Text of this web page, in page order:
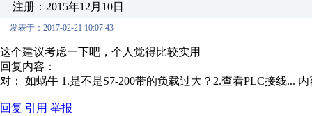
注册：2015年12月10日
发表于：2017-02-21 10:07:43
这个建议考虑一下吧，个人觉得比较实用
回复内容：
对： 如蜗牛 1.是不是S7-200带的负载过大？2.查看PLC接线... 内
回复 引用 举报